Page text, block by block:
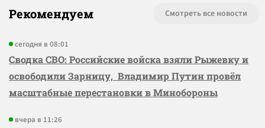
Рекомендуем Смотреть все новости
сегодня в 08:01
Сводка СВО: Российские войска взяли Рыжевку и
освободили Зарницу, Владимир Путин провёл
масштабные перестановки в Минобороны
вчера в 11:26